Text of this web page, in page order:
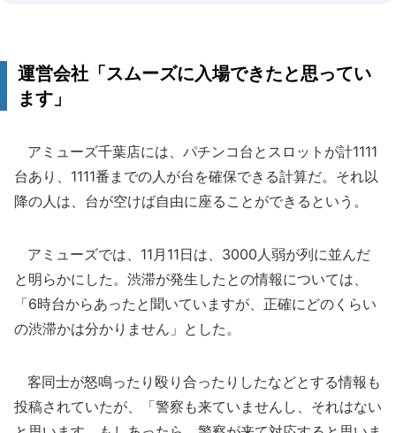
運営会社「スムーズに入場できたと思ってい
ます」
アミューズ千葉店には、パチンコ台とスロットが計1111
台あり、1111番までの人が台を確保できる計算だ。それ以
降の人は、台が空けば自由に座ることができるという。
アミューズでは、11月11日は、3000人弱が列に並んだ
と明らかにした。渋滞が発生したとの情報については、
「6時台からあったと聞いていますが、正確にどのくらい
の渋滞かは分かりません」とした。
客同士が怒鳴ったり殴り合ったりしたなどとする情報も
投稿されていたが、「警察も来ていませんし、それはない